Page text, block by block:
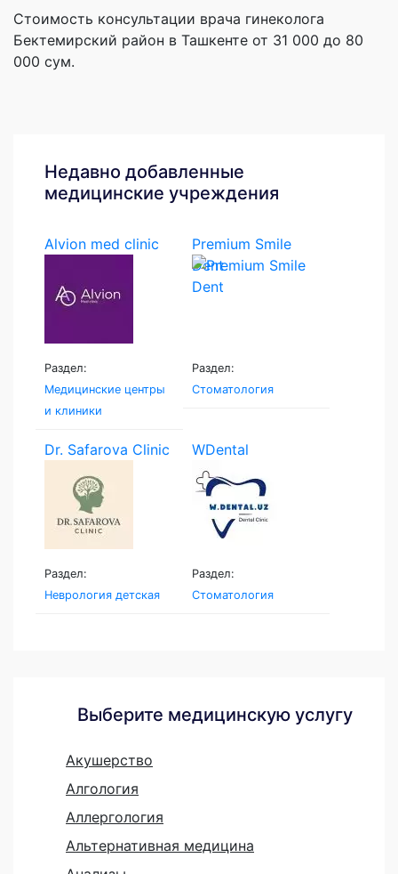
Стоимость консультации врача гинеколога
Бектемирский район в Ташкенте от 31 000 до 80
000 сум.
Недавно добавленные
медицинские учреждения
Alvion med clinic
Раздел:
Медицинские центры
и клиники
Premium Smile
Dent
Раздел:
Стоматология
Dr. Safarova Clinic
Раздел:
Неврология детская
WDental
Раздел:
Стоматология
Выберите медицинскую услугу
Акушерство
Алгология
Аллергология
Альтернативная медицина